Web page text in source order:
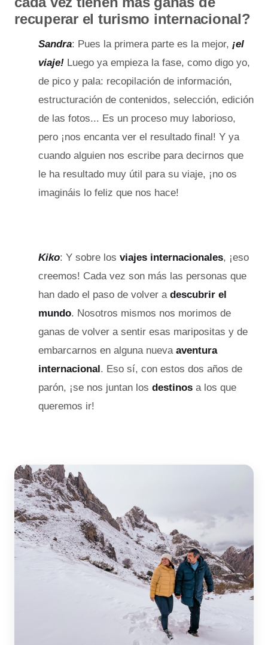
recuperar el turismo internacional?
Sandra: Pues la primera parte es la mejor, ¡el
viaje! Luego ya empieza la fase, como digo yo,
de pico y pala: recopilación de información,
estructuración de contenidos, selección, edición
de las fotos... Es un proceso muy laborioso,
pero ¡nos encanta ver el resultado final! Y ya
cuando alguien nos escribe para decirnos que
le ha resultado muy útil para su viaje, ¡no os
imagináis lo feliz que nos hace!
Kiko: Y sobre los viajes internacionales, ¡eso
creemos! Cada vez son más las personas que
han dado el paso de volver a descubrir el
mundo. Nosotros mismos nos morimos de
ganas de volver a sentir esas maripositas y de
embarcarnos en alguna nueva aventura
internacional . Eso sí, con estos dos años de
parón, ¡se nos juntan los destinos a los que
queremos ir!